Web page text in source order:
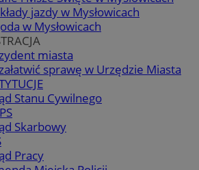
jazdy w Mysłowicach
w Mysłowicach
miasta
sprawę w Urzędzie Miasta
Stanu Cywilnego
Skarbowy
Pracy